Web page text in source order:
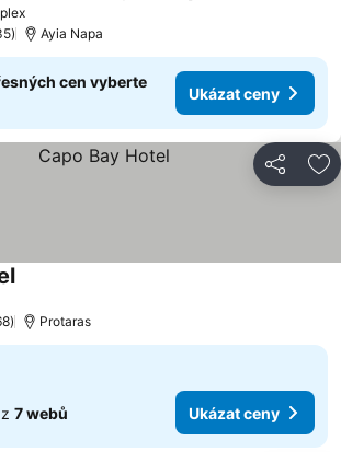
Ayia Napa
cen vyberte
Ukázat ceny
Sdílet
Protaras
7 webů Ukázat ceny